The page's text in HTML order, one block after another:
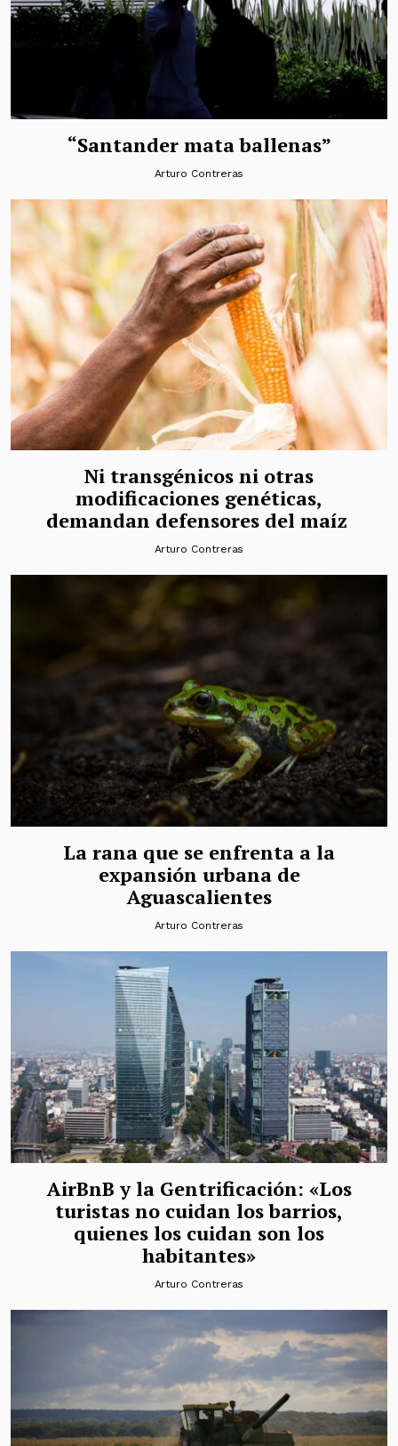
“Santander mata ballenas”
Arturo Contreras
Ni transgénicos ni otras
modificaciones genéticas,
demandan defensores del maíz
Arturo Contreras
La rana que se enfrenta a la
expansión urbana de
Aguascalientes
Arturo Contreras
AirBnB y la Gentrificación: «Los
turistas no cuidan los barrios,
quienes los cuidan son los
habitantes»
Arturo Contreras